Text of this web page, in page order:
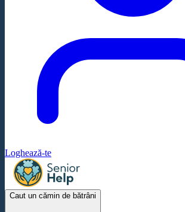
Loghează-te
Caut un cămin de bătrâni